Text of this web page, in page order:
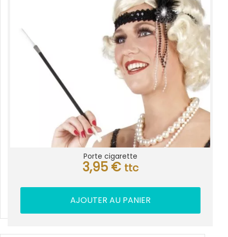
Porte cigarette
3,95 € ttc
AJOUTER AU PANIER